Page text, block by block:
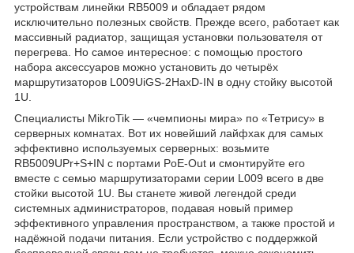
устройствам линейки RB5009 и обладает рядом
исключительно полезных свойств. Прежде всего, работает как
массивный радиатор, защищая установки пользователя от
перегрева. Но самое интересное: с помощью простого
набора аксессуаров можно установить до четырёх
маршрутизаторов L009UiGS-2HaxD-IN в одну стойку высотой
1U.
Специалисты MikroTik — «чемпионы мира» по «Тетрису» в
серверных комнатах. Вот их новейший лайфхак для самых
эффективно используемых серверных: возьмите
RB5009UPr+S+IN с портами PoE-Out и смонтируйте его
вместе с семью маршрутизаторами серии L009 всего в две
стойки высотой 1U. Вы станете живой легендой среди
системных администраторов, подавая новый пример
эффективного управления пространством, а также простой и
надёжной подачи питания. Если устройство с поддержкой